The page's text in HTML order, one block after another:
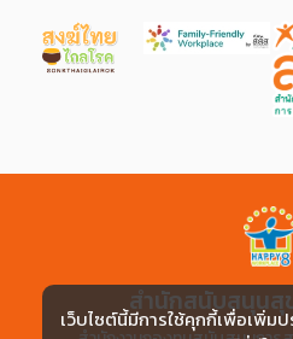
สำนักสนับสนุนสุ
เว็บไซต์นี้มีการใช้คุกกี้เพื่อเพิ่ม